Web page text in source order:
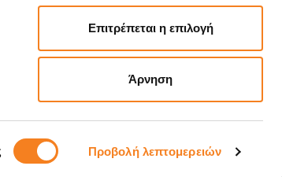
Προβολή λεπτομερειών
Επιτρέπεται η επιλογή
Άρνηση